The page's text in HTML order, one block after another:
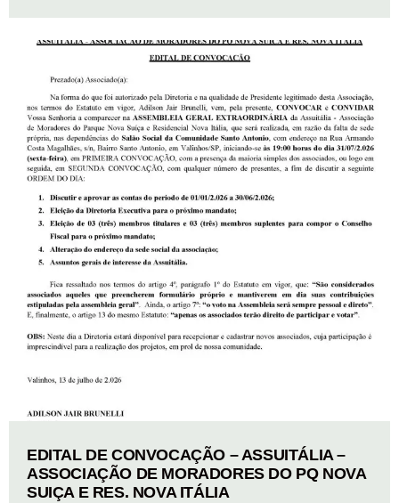
EDITAL DE CONVOCAÇÃO – ASSUITÁLIA –
ASSOCIAÇÃO DE MORADORES DO PQ NOVA
SUIÇA E RES. NOVA ITÁLIA